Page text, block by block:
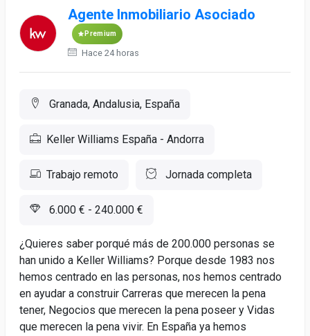
Agente Inmobiliario Asociado
Premium
Hace 24 horas
Granada, Andalusia, España
Keller Williams España - Andorra
Trabajo remoto Jornada completa
6.000 € - 240.000 €
¿Quieres saber porqué más de 200.000 personas se
han unido a Keller Williams? Porque desde 1983 nos
hemos centrado en las personas, nos hemos centrado
en ayudar a construir Carreras que merecen la pena
tener, Negocios que merecen la pena poseer y Vidas
que merecen la pena vivir. En España ya hemos